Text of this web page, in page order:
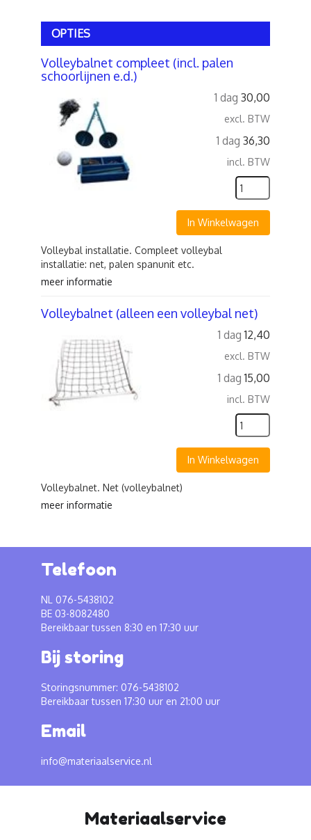
OPTIES
Volleybalnet compleet (incl. palen
schoorlijnen e.d.)
1 dag 30,00
excl. BTW
1 dag 36,30
incl. BTW
In Winkelwagen
Volleybal installatie. Compleet volleybal
installatie: net, palen spanunit etc.
meer informatie
Volleybalnet (alleen een volleybal net)
1 dag 12,40
excl. BTW
1 dag 15,00
incl. BTW
In Winkelwagen
Volleybalnet. Net (volleybalnet)
meer informatie
Telefoon
NL 076-5438102
BE 03-8082480
Bereikbaar tussen 8:30 en 17:30 uur
Bij storing
Storingsnummer: 076-5438102
Bereikbaar tussen 17:30 uur en 21:00 uur
Email
info@materiaalservice.nl
Materiaalservice